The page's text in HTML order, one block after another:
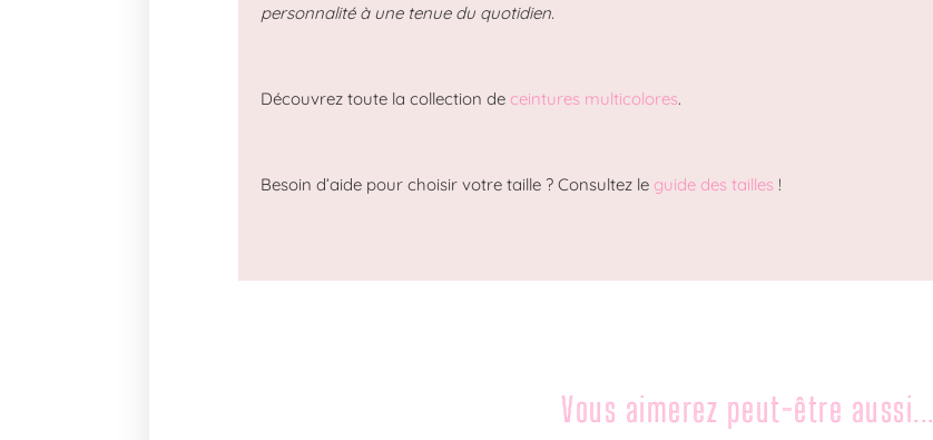
personnalité à une tenue du quotidien.
Découvrez toute la collection de ceintures multicolores.
Besoin d’aide pour choisir votre taille ? Consultez le guide des tailles !
Vous aimerez peut-être aussi...